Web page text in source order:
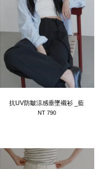
抗UV防皺涼感垂墜襯衫 _藍
NT 790